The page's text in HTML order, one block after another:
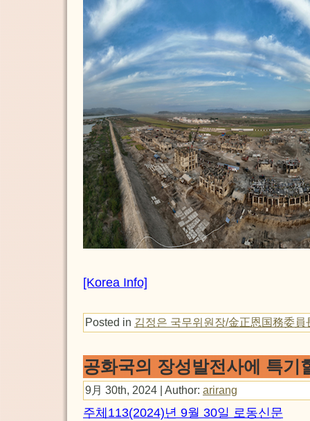
[Korea Info]
Posted in 김정은 국무위원장/金正恩国務委員
공화국의 장성발전사에 특기
9月 30th, 2024 | Author: arirang
주체113(2024)년 9월 30일 로동신문